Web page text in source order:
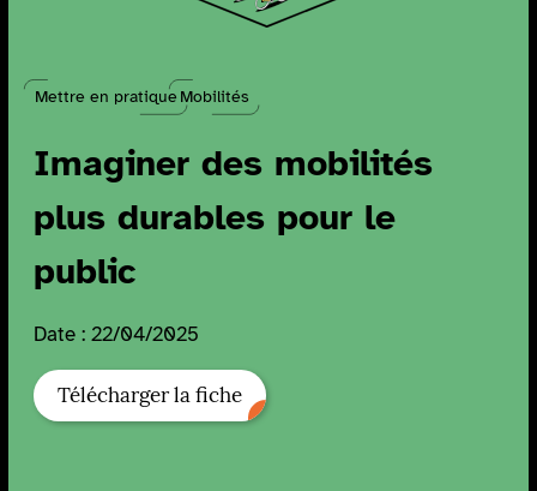
Mettre en pratique Mobilités
Imaginer des mobilités
plus durables pour le
public
Date : 22/04/2025
Télécharger la fiche